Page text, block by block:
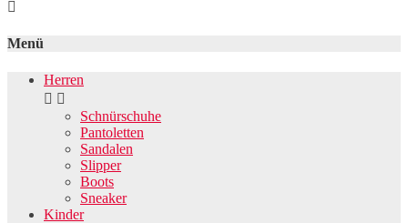

Menü
Herren
 
Schnürschuhe
Pantoletten
Sandalen
Slipper
Boots
Sneaker
Kinder